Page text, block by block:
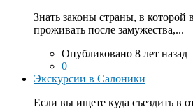
Знать законы страны, в которой
проживать после замужества,...
Опубликовано 8 лет назад
0
Экскурсии в Салоники
Если вы ищете куда съездить в